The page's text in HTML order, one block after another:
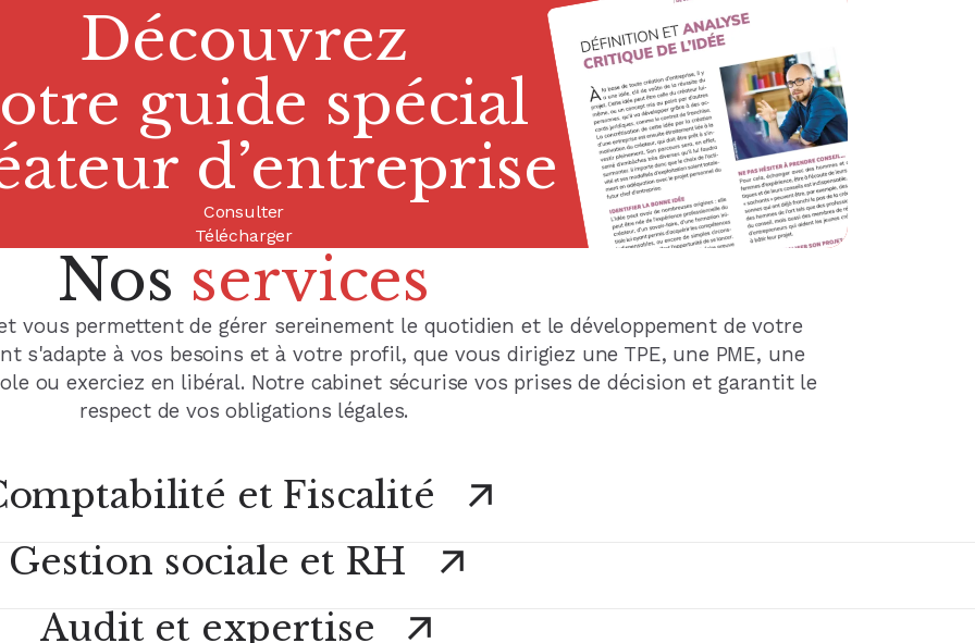
Découvrez
guide pratique
électronique
Consulter
Télécharger
Découvrez
guide spécial
d’entreprise
Consulter
Télécharger
Découvrez
guide spécial
d'entreprise
Consulter
Télécharger
Découvrez
guide spécial
de patrimoine
Consulter
Télécharger
Présentation Guide n° 1
Présentation Guide n° 2
Nos services
vous permettent de gérer sereinement le quotidien et le développement de votre
s'adapte à vos besoins et à votre profil, que vous dirigiez une TPE, une PME, une
ou exerciez en libéral. Notre cabinet sécurise vos prises de décision et garantit le
respect de vos obligations légales.
et Fiscalité
Gestion sociale et RH
Audit et expertise